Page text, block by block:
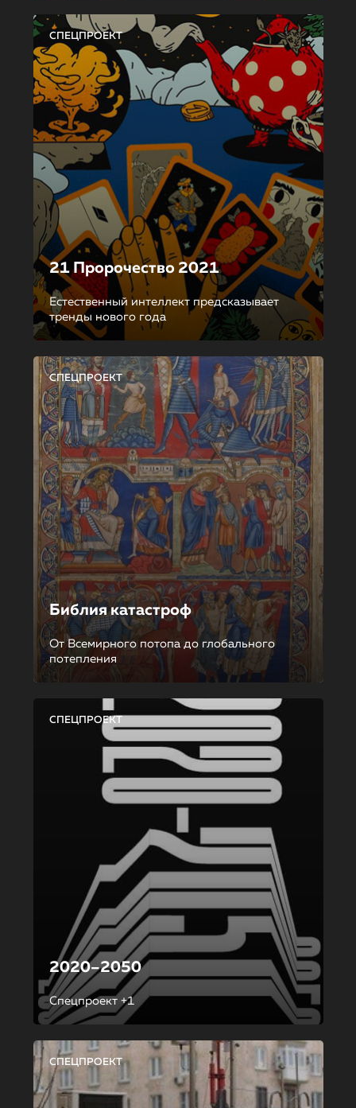
СПЕЦПРОЕКТ
21 Пророчество 2021
Естественный интеллект предсказывает
тренды нового года
СПЕЦПРОЕКТ
Библия катастроф
От Всемирного потопа до глобального
потепления
СПЕЦПРОЕКТ
2020–2050
Спецпроект +1
СПЕЦПРОЕКТ